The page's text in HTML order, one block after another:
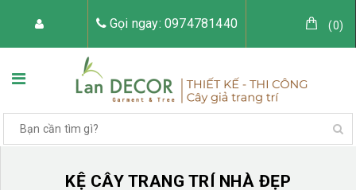
Gọi ngay: 0974781440 (0)
KỆ CÂY TRANG TRÍ NHÀ ĐẸP